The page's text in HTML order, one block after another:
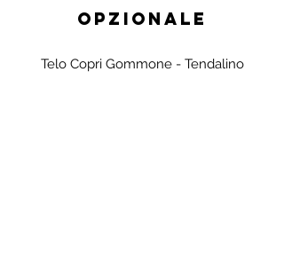
OPZIONALE
Telo Copri Gommone - Tendalino